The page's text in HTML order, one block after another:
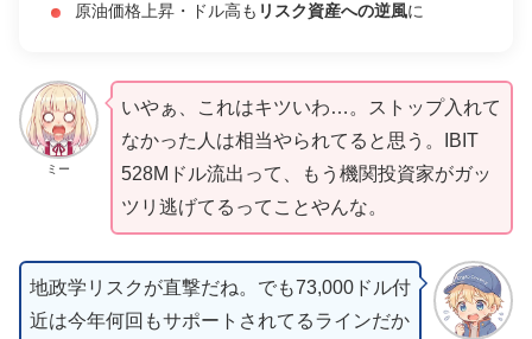
原油価格上昇・ドル高も リスク資産への逆風に
ミー
いやぁ、これはキツいわ…。ストップ入れて
なかった人は相当やられてると思う。IBIT
528Mドル流出って、もう機関投資家がガッ
ツリ逃げてるってことやんな。
地政学リスクが直撃だね。でも73,000ドル付
近は今年何回もサポートされてるラインだか